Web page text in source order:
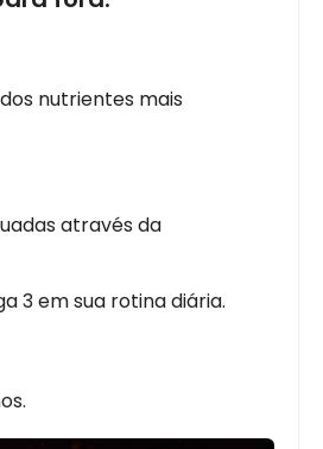
nutrientes mais
através da
3 em sua rotina diária.